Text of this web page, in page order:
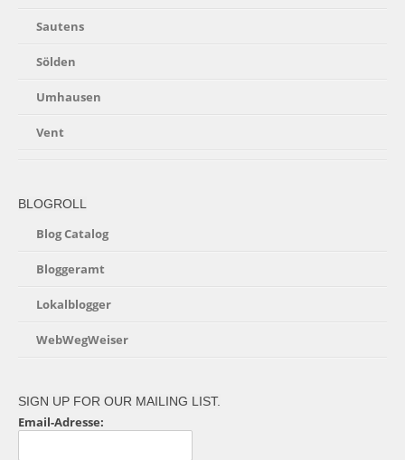
Sautens
Sölden
Umhausen
Vent
BLOGROLL
Blog Catalog
Bloggeramt
Lokalblogger
WebWegWeiser
SIGN UP FOR OUR MAILING LIST.
Email-Adresse: